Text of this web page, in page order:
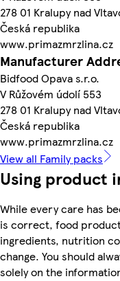
278 01 Kralupy nad
Česká republika
www.primazmrzlina.cz
Manufacturer
Bidfood Opava s.r.o.
V Růžovém údolí 553
278 01 Kralupy nad
Česká republika
www.primazmrzlina.cz
View all Family packs
Using product
While every care has
is correct, food
ingredients, nutrition
change. You should
solely on the